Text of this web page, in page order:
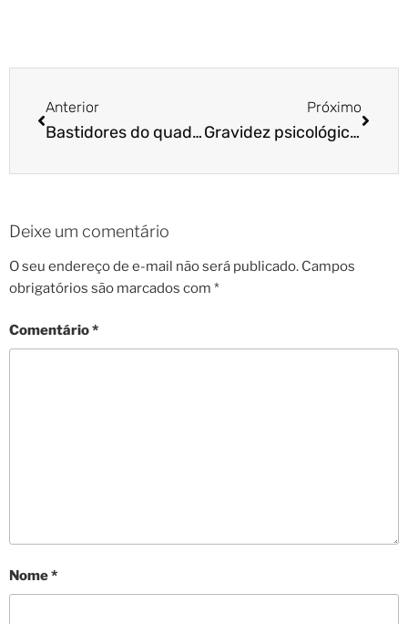
Anterior
Bastidores do quadro Desafio Pet – SBT
Próximo
Gravidez psicológica: como lidar com o problema?
Deixe um comentário
O seu endereço de e-mail não será publicado. Campos
obrigatórios são marcados com *
Comentário*
Nome*